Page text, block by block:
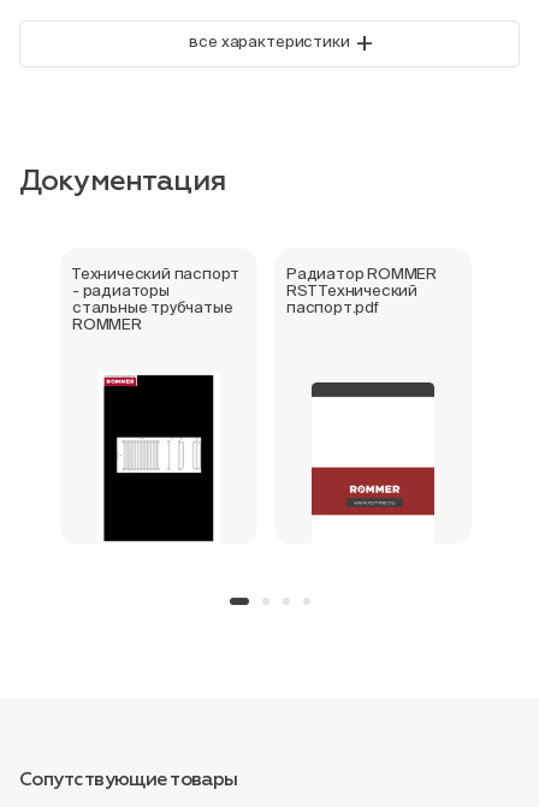
все характеристики +
Документация
Технический паспорт
- радиаторы
стальные трубчатые
ROMMER
Радиатор ROMMER
RST Технический
паспорт.pdf
Сопутствующие товары